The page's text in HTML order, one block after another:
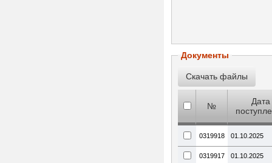
Документы
№
Дата
0319918 01.10.2025
0319917 01.10.2025